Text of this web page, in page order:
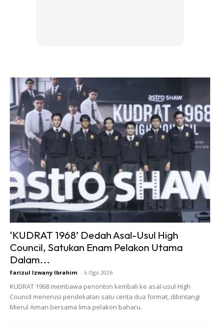
antara paras minimum dan maksium. Kalau kurang,
tambahkan minyak enjin.
Kondisi minyak brek
‘KUDRAT 1968’ Dedah Asal-Usul High
Council, Satukan Enam Pelakon Utama
Dalam...
Farizul Izwany Ibrahim - 6 Ogo 2026
KUDRAT 1968 membawa penonton kembali ke asal-usul High
Council menerusi pendekatan satu cerita dua format, dibintangi
Mierul Aiman bersama lima pelakon baharu.